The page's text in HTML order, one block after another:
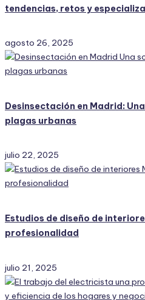
tendencias, retos y
agosto 26, 2025
Desinsectación en Madrid:
plagas urbanas
julio 22, 2025
Estudios de diseño de
profesionalidad
julio 21, 2025